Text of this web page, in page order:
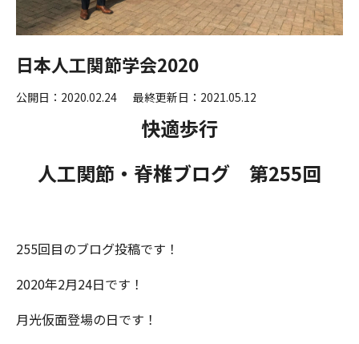
日本人工関節学会2020
公開日：2020.02.24 最終更新日：2021.05.12
快適歩行
人工関節・脊椎ブログ 第255回
255回目のブログ投稿です！
2020年2月24日です！
月光仮面登場の日です！